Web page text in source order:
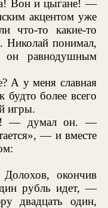
Вон и цыгане! —
акцентом уже
что-то какие-то
понимал,
равнодушным
А у меня славная
будто более всего
игры.
— думал он. —
— и вместе
окончив
рубль идет, —
двадцать один,